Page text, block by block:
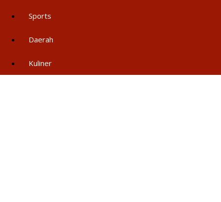
Sports
Daerah
Kuliner